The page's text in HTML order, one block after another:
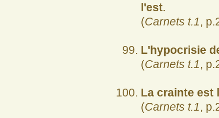
l'est.
(Carnets t.1,
L'hypocrisie
(Carnets t.1,
La crainte est
(Carnets t.1,